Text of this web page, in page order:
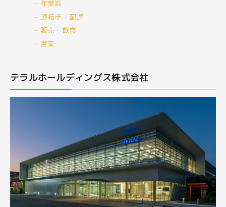
作業系
運転手・配達
販売・飲食
営業
テラルホールディングス株式会社